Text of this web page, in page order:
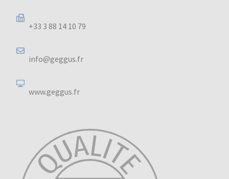
+33 3 88 14 10 79
info@geggus.fr
www.geggus.fr